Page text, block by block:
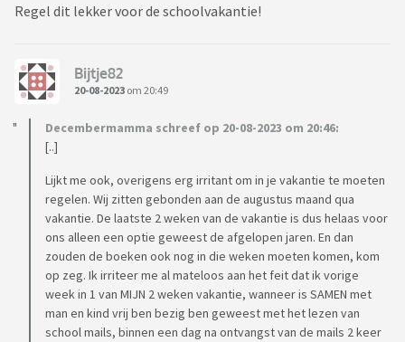
Regel dit lekker voor de schoolvakantie!
Bijtje82
20-08-2023 om 20:49
Decembermamma schreef op 20-08-2023 om 20:46:
[..]
Lijkt me ook, overigens erg irritant om in je vakantie te moeten
regelen. Wij zitten gebonden aan de augustus maand qua
vakantie. De laatste 2 weken van de vakantie is dus helaas voor
ons alleen een optie geweest de afgelopen jaren. En dan
zouden de boeken ook nog in die weken moeten komen, kom
op zeg. Ik irriteer me al mateloos aan het feit dat ik vorige
week in 1 van MIJN 2 weken vakantie, wanneer is SAMEN met
man en kind vrij ben bezig ben geweest met het lezen van
school mails, binnen een dag na ontvangst van de mails 2 keer